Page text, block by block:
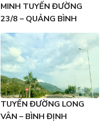
MINH TUYẾN ĐƯỜNG
23/8 – QUẢNG BÌNH
TUYẾN ĐƯỜNG LONG
VÂN – BÌNH ĐỊNH